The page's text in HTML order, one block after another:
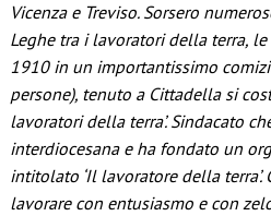
Vicenza e Treviso. Sorsero
Leghe tra i lavoratori della terra,
1910 in un importantissimo
persone), tenuto a Cittadella si
lavoratori della terra’. Sindacato
interdiocesana e ha fondato un
intitolato ‘Il lavoratore della
lavorare con entusiasmo e con